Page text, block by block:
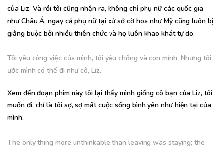
của Liz. Và rồi tôi cũng nhận ra, không chỉ phụ nữ các quốc gia
như Châu Á, ngay cả phụ nữ tại xứ sở cờ hoa như Mỹ cũng luôn bị
giằng buộc bởi nhiều thiên chức và họ luôn khao khát tự do.
Tôi yêu công việc của mình, tôi yêu chồng và con mình. Nhưng tôi
ước mình có thể đi như cô, Liz.
Xem đến đoạn phim này tôi lại thấy mình giống cô bạn của Liz, tôi
muốn đi, chỉ là tôi sợ, sợ mất cuộc sống bình yên như hiện tại của
mình.
The only thing more unthinkable than leaving was staying; the